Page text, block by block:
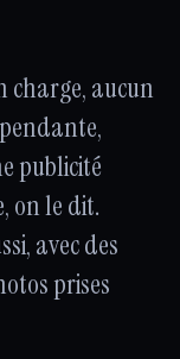
charge, aucun
publicité
on le dit.
avec des
prises